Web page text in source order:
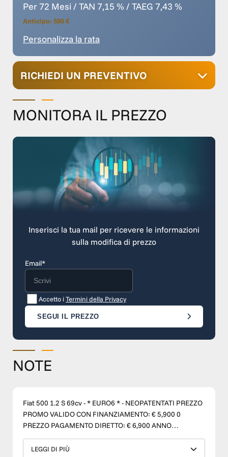
Per 72 Mesi / TAN 7,15 % / TAEG 7,43 %
Anticipo: 590 €
Personalizza la rata
RICHIEDI UN PREVENTIVO
MONITORA IL PREZZO
Inserisci la tua mail per ricevere le informazioni
sulla modifica di prezzo
Email*
Accetto iTermini della Privacy
SEGUI IL PREZZO
NOTE
Fiat 500 1.2 S 69cv - * EURO6 * - NEOPATENTATI PREZZO
PROMO VALIDO CON FINANZIAMENTO: € 5,900 0
PREZZO PAGAMENTO DIRETTO: € 6,900 ANNO
IMMATRICOLAZIONE: 2015 CHILOMETRAGGIO: 143.000
km CATEGORIA: USATO CARBURANTE: BENZINALEGGI DI PIÙ